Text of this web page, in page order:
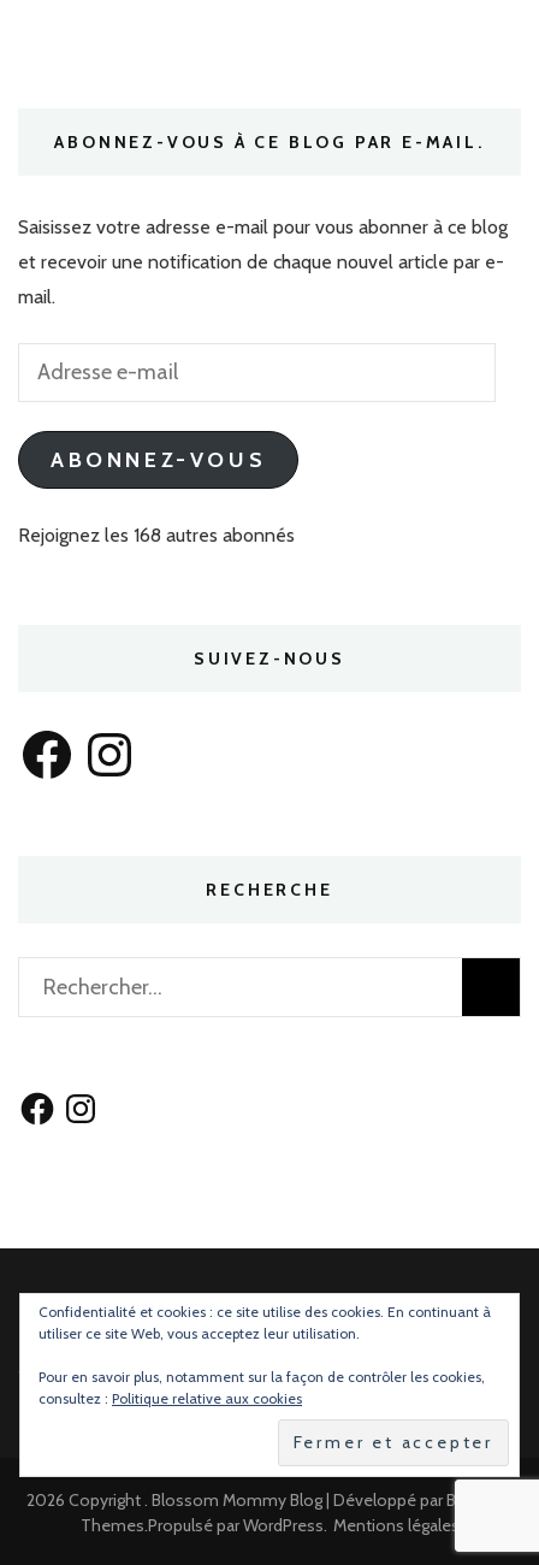
ABONNEZ-VOUS À CE BLOG PAR E-MAIL.
Saisissez votre adresse e-mail pour vous abonner à ce blog
et recevoir une notification de chaque nouvel article par e-
mail.
Adresse
mail
ABONNEZ-VOUS
Rejoignez les 168 autres abonnés
SUIVEZ-NOUS
FacebookInstagram
RECHERCHE
Rechercher :
Confidentialité et cookies : ce site utilise des cookies. En continuant à
utiliser ce site Web, vous acceptez leur utilisation.
Pour en savoir plus, notamment sur la façon de contrôler les cookies,
consultez : Politique relative aux cookies
FacebookInstagram
2026 Copyright. Blossom Mommy Blog | Développé parBlossom
Themes.Propulsé parWordPress. Mentions légales